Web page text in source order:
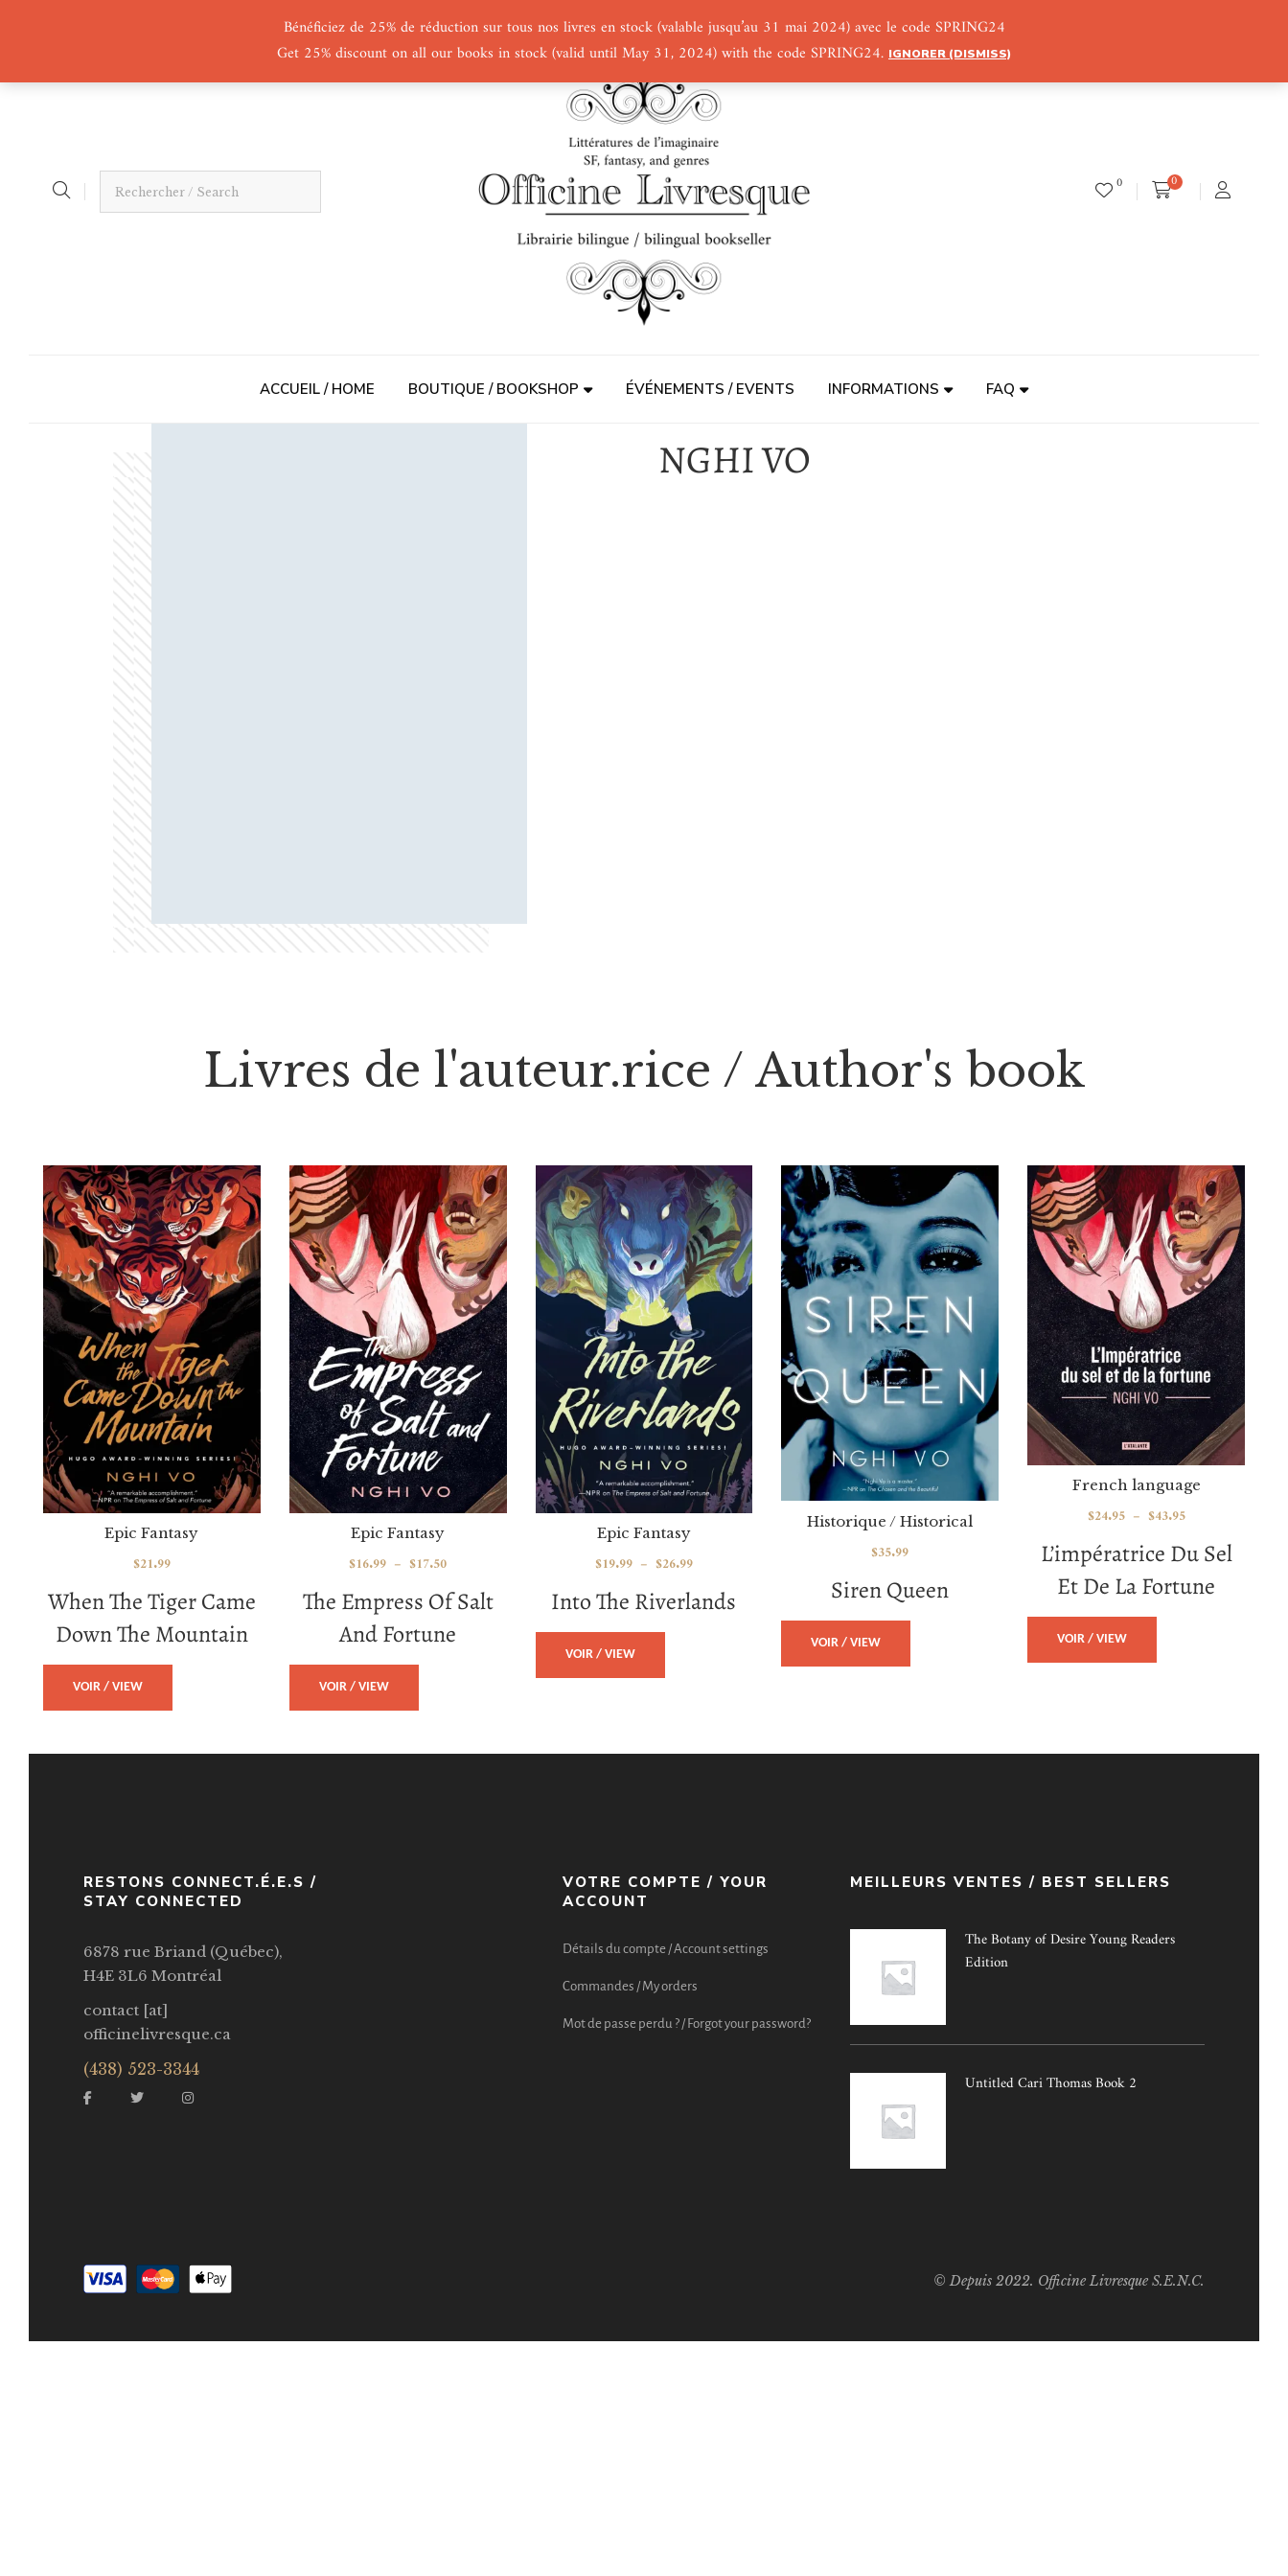
Bénéficiez de 25% de réduction sur tous nos livres en stock (valable jusqu’au 31 mai 2024) avec le code SPRING24
Get 25% discount on all our books in stock (valid until May 31, 2024) with the code SPRING24. IGNORER (DISMISS)
0 0
ACCUEIL / HOME BOUTIQUE / BOOKSHOP ÉVÉNEMENTS / EVENTS INFORMATIONS FAQ
NGHI VO
Livres de l'auteur.rice / Author's book
When The Tiger Came
Down The Mountain
Epic Fantasy
$21.99
VOIR / VIEW
The Empress Of Salt
And Fortune
Epic Fantasy
$16.99 – $17.50
VOIR / VIEW
Into The Riverlands
Epic Fantasy
$19.99 – $26.99
VOIR / VIEW
Siren Queen
Historique / Historical
$35.99
VOIR / VIEW
L’impératrice Du Sel
Et De La Fortune
French language
$24.95 – $43.95
VOIR / VIEW
RESTONS CONNECT.É.E.S /
STAY CONNECTED
6878 rue Briand (Québec),
H4E 3L6 Montréal
contact [at]
officinelivresque.ca
(438) 523-3344
VOTRE COMPTE / YOUR
ACCOUNT
Détails du compte / Account settings
Commandes / My orders
Mot de passe perdu ? / Forgot your password?
MEILLEURS VENTES / BEST SELLERS
The Botany of Desire Young Readers
Edition
Untitled Cari Thomas Book 2
© Depuis 2022. Officine Livresque S.E.N.C.